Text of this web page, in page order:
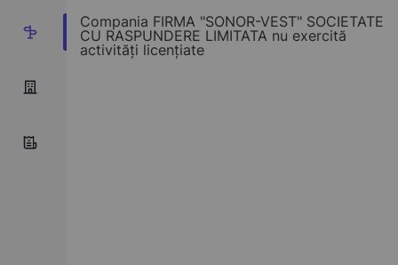
2
Compania FIRMA "SONOR-VEST" SOCIETATE
CU RASPUNDERE LIMITATA nu exercită
activități licențiate